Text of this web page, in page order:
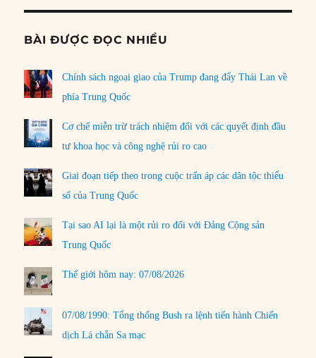
BÀI ĐƯỢC ĐỌC NHIỀU
Chính sách ngoại giao của Trump đang đẩy Thái Lan về
phía Trung Quốc
Cơ chế miễn trừ trách nhiệm đối với các quyết định đầu
tư khoa học và công nghệ rủi ro cao
Giai đoạn tiếp theo trong cuộc trấn áp các dân tộc thiểu
số của Trung Quốc
Tại sao AI lại là một rủi ro đối với Đảng Cộng sản
Trung Quốc
Thế giới hôm nay: 07/08/2026
07/08/1990: Tổng thống Bush ra lệnh tiến hành Chiến
dịch Lá chắn Sa mạc